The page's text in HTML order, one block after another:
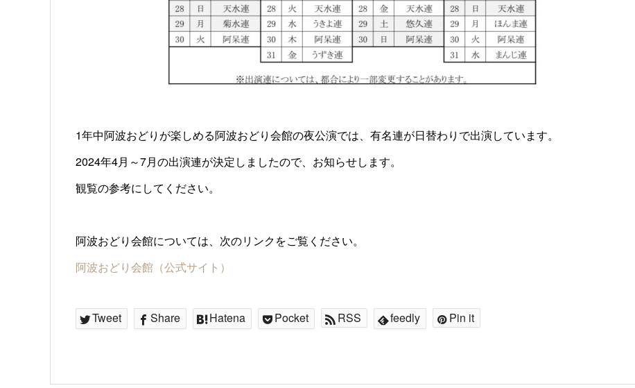
1年中阿波おどりが楽しめる阿波おどり会館の夜公演では、有名連が日替わりで出演しています。
2024年4月～7月の出演連が決定しましたので、お知らせします。
観覧の参考にしてください。
阿波おどり会館については、次のリンクをご覧ください。
阿波おどり会館（公式サイト）
Tweet Share Hatena Pocket RSS feedly Pin it